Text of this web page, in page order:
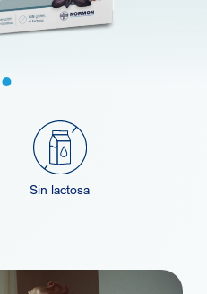
Sin lactosa